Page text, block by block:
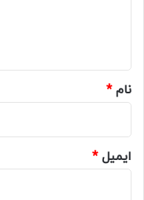
نام*
ایمیل*